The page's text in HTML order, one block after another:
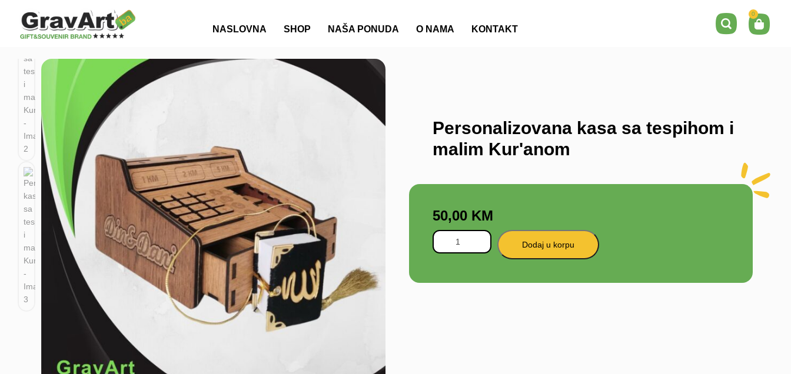
NASLOVNA SHOP NAŠA PONUDA O NAMA KONTAKT
0
Personalizovana kasa sa tespihom i
malim Kur'anom
50,00 KM
Dodaj u korpu